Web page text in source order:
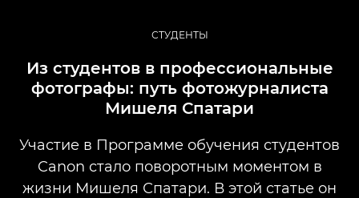
Профессиональная фото- и видеосъемка
Истории
СТУДЕНТЫ
Из студентов в профессиональные
фотографы: путь фотожурналиста
Мишеля Спатари
Участие в Программе обучения студентов
Canon стало поворотным моментом в
жизни Мишеля Спатари. В этой статье он